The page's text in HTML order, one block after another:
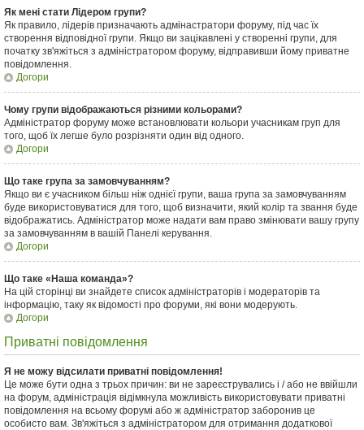
Як мені стати Лідером групи?
Як правило, лідерів призначають адмінастратори форуму, під час їх
створення відповідної групи. Якщо ви зацікавлені у створенні групи, для
початку зв'яжіться з адміністратором форуму, відправивши йому приватне
повідомлення.
Догори
Чому групи відображаються різними кольорами?
Адміністратор форуму може встановлювати кольори учасникам груп для
того, щоб їх легше було розрізняти один від одного.
Догори
Що таке група за замовчуванням?
Якщо ви є учасником більш ніж однієї групи, ваша група за замовчуванням
буде використовуватися для того, щоб визначити, який колір та звання буде
відображатись. Адміністратор може надати вам право змінювати вашу групу
за замовчуванням в вашій Панелі керування.
Догори
Що таке «Наша команда»?
На цій сторінці ви знайдете список адміністраторів і модераторів та
інформацію, таку як відомості про форуми, які вони модерують.
Догори
Приватні повідомлення
Я не можу відсилати приватні повідомлення!
Це може бути одна з трьох причин: ви не зареєструвались і / або не ввійшли
на форум, адміністрація відімкнула можливість використовувати приватні
повідомлення на всьому форумі або ж адміністратор заборонив це
особисто вам. Зв'яжіться з адміністратором для отримання додаткової